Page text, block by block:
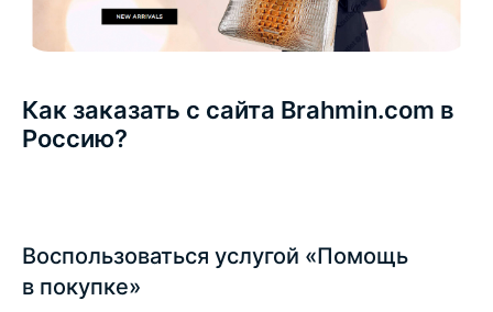
Как заказать с сайта Brahmin.com в
Россию?
Воспользоваться услугой «Помощь
в покупке»